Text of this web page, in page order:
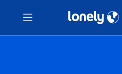
Menu